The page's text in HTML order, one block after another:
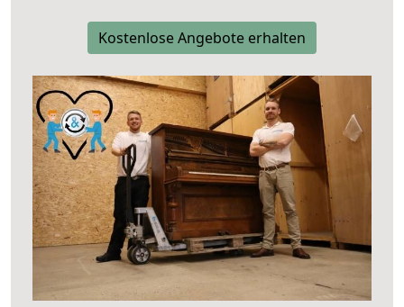
Kostenlose Angebote erhalten